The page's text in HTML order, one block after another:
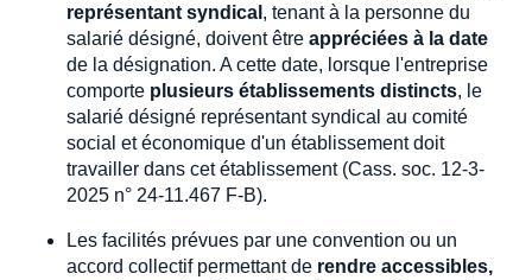
représentant syndical , tenant à la personne du
salarié désigné, doivent être appréciées à la date
de la désignation. A cette date, lorsque l'entreprise
comporte plusieurs établissements distincts, le
salarié désigné représentant syndical au comité
social et économique d'un établissement doit
travailler dans cet établissement (Cass. soc. 12-3-
2025 n° 24-11.467 F-B).
Les facilités prévues par une convention ou un
accord collectif permettant de rendre accessibles,